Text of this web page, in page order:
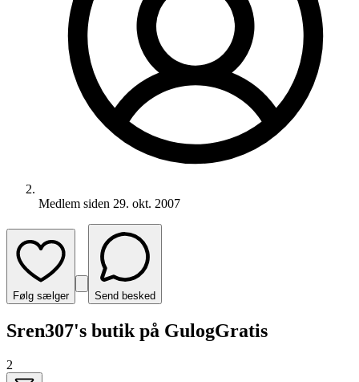
Medlem siden 29. okt. 2007
Følg sælger Send besked
Sren307's butik på GulogGratis
2